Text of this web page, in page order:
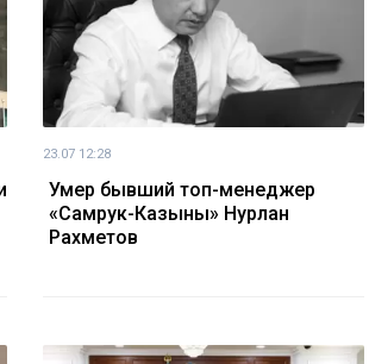
23.07 12:28
Умер бывший топ-менеджер
«Самрук-Казыны» Нурлан
Рахметов